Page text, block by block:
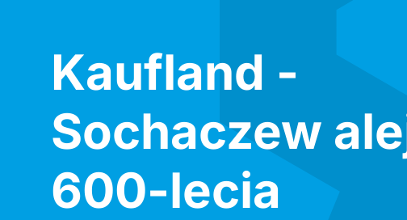
Kaufland -
Sochaczew
600-lecia